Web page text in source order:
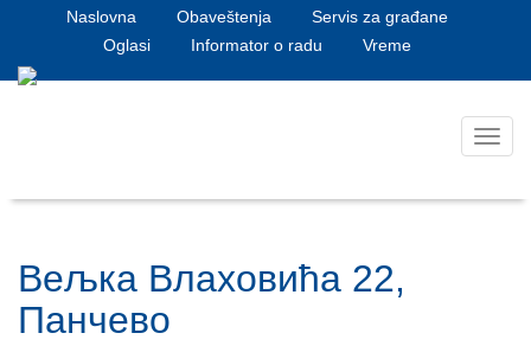
Naslovna Obaveštenja
Servis za građane
Oglasi
Informator o radu Vreme
Вељка Влаховића 22,
Панчево